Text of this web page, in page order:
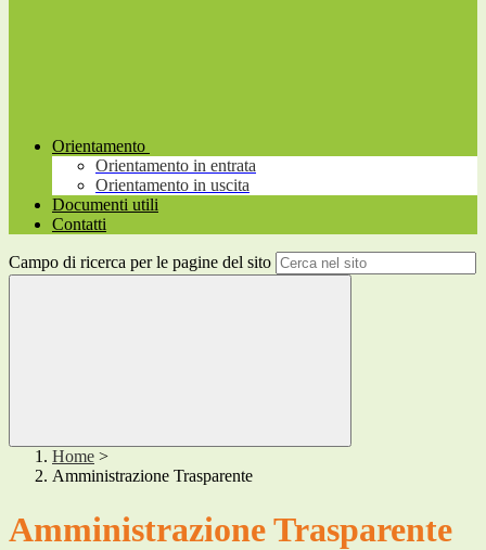
Orientamento
Orientamento in entrata
Orientamento in uscita
Documenti utili
Contatti
Campo di ricerca per le pagine del sito
Home >
Amministrazione Trasparente
Amministrazione Trasparente